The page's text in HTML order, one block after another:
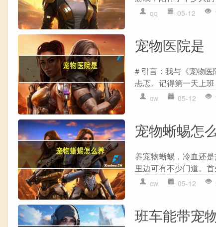
qq 05-12
宠物医院是
# 引言：我与《宠物
忐忑。记得第一天上
cw 05-12
宠物蜥蜴怎
养宠物蜥蜴，冷血还
里边可有不少门道。
cw 05-12
班车能带宠